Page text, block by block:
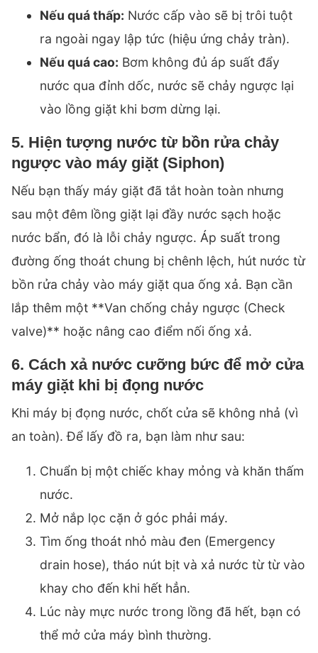
Nếu quá thấp: Nước cấp vào sẽ bị trôi tuột
ra ngoài ngay lập tức (hiệu ứng chảy tràn).
Nếu quá cao: Bơm không đủ áp suất đẩy
nước qua đỉnh dốc, nước sẽ chảy ngược lại
vào lồng giặt khi bơm dừng lại.
5. Hiện tượng nước từ bồn rửa chảy
ngược vào máy giặt (Siphon)
Nếu bạn thấy máy giặt đã tắt hoàn toàn nhưng
sau một đêm lồng giặt lại đầy nước sạch hoặc
nước bẩn, đó là lỗi chảy ngược. Áp suất trong
đường ống thoát chung bị chênh lệch, hút nước từ
bồn rửa chảy vào máy giặt qua ống xả. Bạn cần
lắp thêm một **Van chống chảy ngược (Check
valve)** hoặc nâng cao điểm nối ống xả.
6. Cách xả nước cưỡng bức để mở cửa
máy giặt khi bị đọng nước
Khi máy bị đọng nước, chốt cửa sẽ không nhả (vì
an toàn). Để lấy đồ ra, bạn làm như sau:
Chuẩn bị một chiếc khay mỏng và khăn thấm
nước.
Mở nắp lọc cặn ở góc phải máy.
Tìm ống thoát nhỏ màu đen (Emergency
drain hose), tháo nút bịt và xả nước từ từ vào
khay cho đến khi hết hẳn.
Lúc này mực nước trong lồng đã hết, bạn có
thể mở cửa máy bình thường.